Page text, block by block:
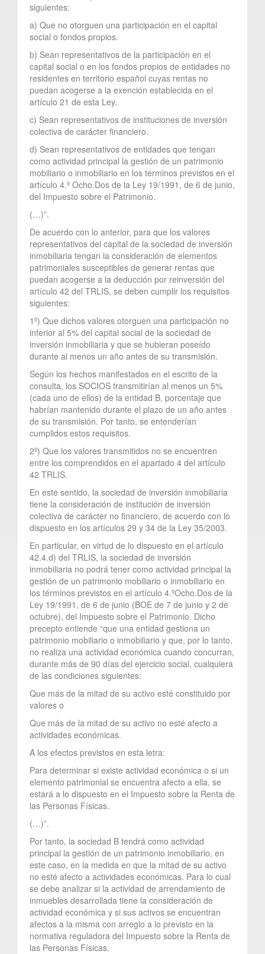
siguientes:
a) Que no otorguen una participación en el capital
social o fondos propios.
b) Sean representativos de la participación en el
capital social o en los fondos propios de entidades no
residentes en territorio español cuyas rentas no
puedan acogerse a la exención establecida en el
artículo 21 de esta Ley.
c) Sean representativos de instituciones de inversión
colectiva de carácter financiero.
d) Sean representativos de entidades que tengan
como actividad principal la gestión de un patrimonio
mobiliario o inmobiliario en los términos previstos en el
artículo 4.º Ocho.Dos de la Ley 19/1991, de 6 de junio,
del Impuesto sobre el Patrimonio.
(…)”.
De acuerdo con lo anterior, para que los valores
representativos del capital de la sociedad de inversión
inmobiliaria tengan la consideración de elementos
patrimoniales susceptibles de generar rentas que
puedan acogerse a la deducción por reinversión del
artículo 42 del TRLIS, se deben cumplir los requisitos
siguientes:
1º) Que dichos valores otorguen una participación no
inferior al 5% del capital social de la sociedad de
inversión inmobiliaria y que se hubieran poseído
durante al menos un año antes de su transmisión.
Según los hechos manifestados en el escrito de la
consulta, los SOCIOS transmitirían al menos un 5%
(cada uno de ellos) de la entidad B, porcentaje que
habrían mantenido durante el plazo de un año antes
de su transmisión. Por tanto, se entenderían
cumplidos estos requisitos.
2º) Que los valores transmitidos no se encuentren
entre los comprendidos en el apartado 4 del artículo
42 TRLIS.
En este sentido, la sociedad de inversión inmobiliaria
tiene la consideración de institución de inversión
colectiva de carácter no financiero, de acuerdo con lo
dispuesto en los artículos 29 y 34 de la Ley 35/2003.
En particular, en virtud de lo dispuesto en el artículo
42.4.d) del TRLIS, la sociedad de inversión
inmobiliaria no podrá tener como actividad principal la
gestión de un patrimonio mobiliario o inmobiliario en
los términos previstos en el artículo 4.ºOcho.Dos de la
Ley 19/1991, de 6 de junio (BOE de 7 de junio y 2 de
octubre), del Impuesto sobre el Patrimonio. Dicho
precepto entiende “que una entidad gestiona un
patrimonio mobiliario o inmobiliario y que, por lo tanto,
no realiza una actividad económica cuando concurran,
durante más de 90 días del ejercicio social, cualquiera
de las condiciones siguientes:
Que más de la mitad de su activo esté constituido por
valores o
Que más de la mitad de su activo no esté afecto a
actividades económicas.
A los efectos previstos en esta letra:
Para determinar si existe actividad económica o si un
elemento patrimonial se encuentra afecto a ella, se
estará a lo dispuesto en el Impuesto sobre la Renta de
las Personas Físicas.
(…)”.
Por tanto, la sociedad B tendrá como actividad
principal la gestión de un patrimonio inmobiliario, en
este caso, en la medida en que la mitad de su activo
no esté afecto a actividades económicas. Para lo cual
se debe analizar si la actividad de arrendamiento de
inmuebles desarrollada tiene la consideración de
actividad económica y si sus activos se encuentran
afectos a la misma con arreglo a lo previsto en la
normativa reguladora del Impuesto sobre la Renta de
las Personas Físicas.